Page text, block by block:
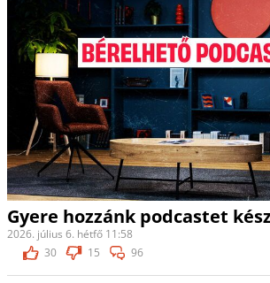
Gyere hozzánk podcastet
2026. július 6. hétfő 11:58
30
15 96